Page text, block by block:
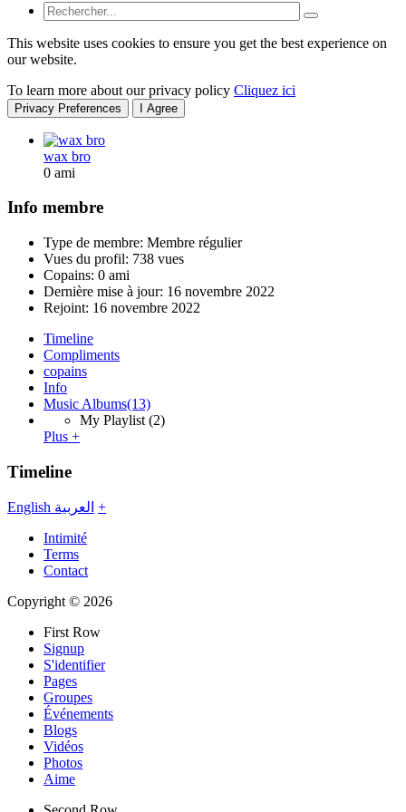
This website uses cookies to ensure you get the best experience on
our website.
To learn more about our privacy policy Cliquez ici
Privacy Preferences I Agree
wax bro
0 ami
Info membre
Type de membre: Membre régulier
Vues du profil: 738 vues
Copains: 0 ami
Dernière mise à jour: 16 novembre 2022
Rejoint: 16 novembre 2022
Timeline
Compliments
copains
Info
Music Albums(13)
My Playlist (2)
Plus +
Timeline
English العربية +
Intimité
Terms
Contact
Copyright © 2026
First Row
Signup
S'identifier
Pages
Groupes
Événements
Blogs
Vidéos
Photos
Aime